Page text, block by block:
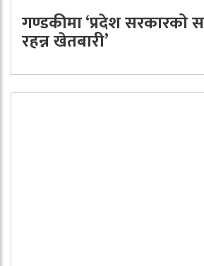
गण्डकीमा ‘प्रदेश सरकारको
रहन्न खेतबारी’